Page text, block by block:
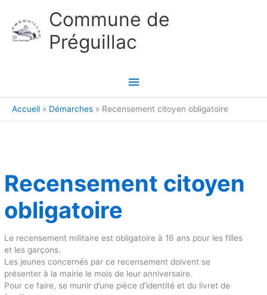
Commune de
Préguillac
Menu
principal
Accueil Démarches Recensement citoyen obligatoire
Recensement citoyen
obligatoire
Le recensement militaire est obligatoire à 16 ans pour les filles
et les garçons.
Les jeunes concernés par ce recensement doivent se
présenter à la mairie le mois de leur anniversaire.
Pour ce faire, se munir d’une pièce d’identité et du livret de